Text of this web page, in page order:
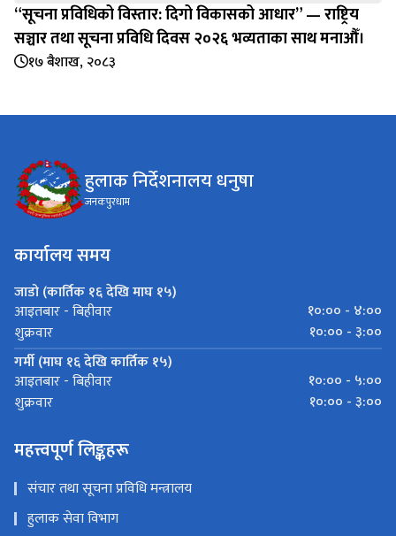
“सूचना प्रविधिको विस्तार: दिगो विकासको आधार” — राष्ट्रिय
सञ्चार तथा सूचना प्रविधि दिवस २०२६ भव्यताका साथ मनाऔँ।
१७ बैशाख, २०८३
हुलाक निर्देशनालय धनुषा
जनकपुरधाम
कार्यालय समय
जाडो (कार्तिक १६ देखि माघ १५)
आइतबार - बिहीवार
१०:०० - ४:००
शुक्रवार
१०:०० - ३:००
गर्मी (माघ १६ देखि कार्तिक १५)
आइतबार - बिहीवार
१०:०० - ५:००
शुक्रवार
१०:०० - ३:००
महत्त्वपूर्ण लिङ्कहरू
संचार तथा सूचना प्रविधि मन्त्रालय
हुलाक सेवा विभाग